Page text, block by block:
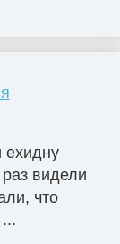
ехидну
видели
что